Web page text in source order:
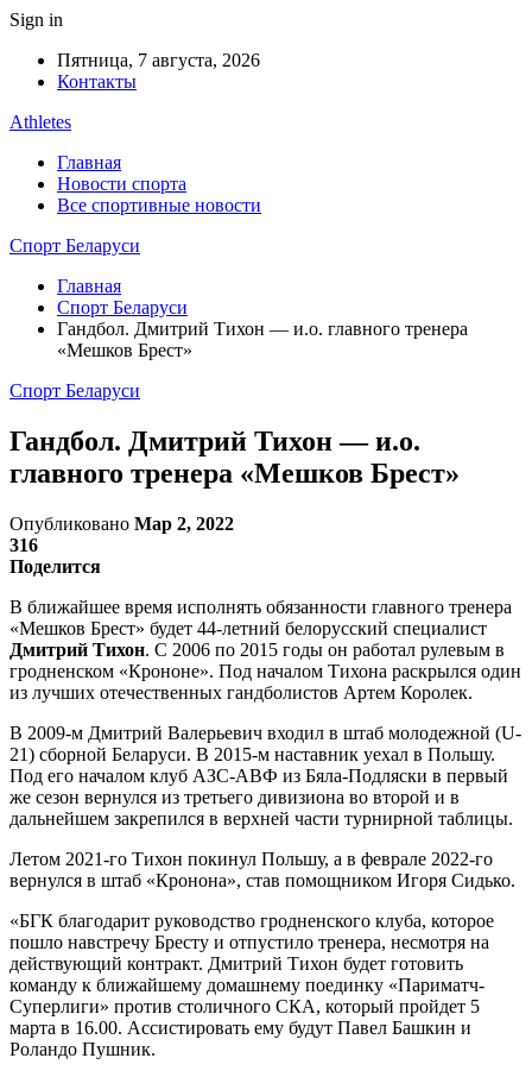
Sign in
Пятница, 7 августа, 2026
Контакты
Athletes
Главная
Новости спорта
Все спортивные новости
Спорт Беларуси
Главная
Спорт Беларуси
Гандбол. Дмитрий Тихон — и.о. главного тренера
«Мешков Брест»
Спорт Беларуси
Гандбол. Дмитрий Тихон — и.о.
главного тренера «Мешков Брест»
Опубликовано Мар 2, 2022
316
Поделится
В ближайшее время исполнять обязанности главного тренера
«Мешков Брест» будет 44-летний белорусский специалист
Дмитрий Тихон. С 2006 по 2015 годы он работал рулевым в
гродненском «Крононе». Под началом Тихона раскрылся один
из лучших отечественных гандболистов Артем Королек.
В 2009-м Дмитрий Валерьевич входил в штаб молодежной (U-
21) сборной Беларуси. В 2015-м наставник уехал в Польшу.
Под его началом клуб АЗС-АВФ из Бяла-Подляски в первый
же сезон вернулся из третьего дивизиона во второй и в
дальнейшем закрепился в верхней части турнирной таблицы.
Летом 2021-го Тихон покинул Польшу, а в феврале 2022-го
вернулся в штаб «Кронона», став помощником Игоря Сидько.
«БГК благодарит руководство гродненского клуба, которое
пошло навстречу Бресту и отпустило тренера, несмотря на
действующий контракт. Дмитрий Тихон будет готовить
команду к ближайшему домашнему поединку «Париматч-
Суперлиги» против столичного СКА, который пройдет 5
марта в 16.00. Ассистировать ему будут Павел Башкин и
Роландо Пушник.